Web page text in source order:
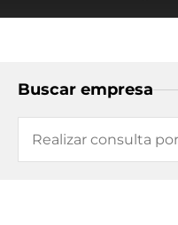
Buscar empresa